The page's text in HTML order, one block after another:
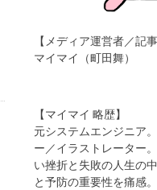
【メディア運営者／記
マイマイ（町田舞）
【マイマイ 略歴】
元システムエンジニア
ー／イラストレーター
い挫折と失敗の人生の
と予防の重要性を痛感